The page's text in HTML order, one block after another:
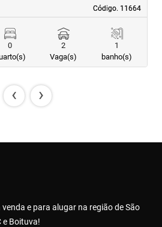
Código. 11664
Código. 11664
0
2
Vaga(s)
1
banho(s)
‹ ›
e para alugar na região de São
e Boituva!